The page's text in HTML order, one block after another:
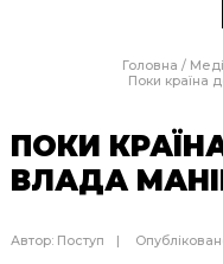
Головна /
Поки країна
ПОКИ
ВЛАДА
Автор: Поступ